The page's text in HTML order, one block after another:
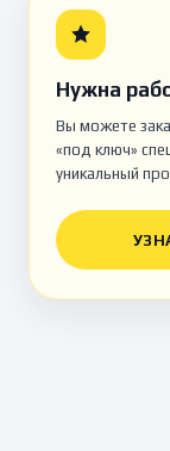
Нужна
Вы можете
«под ключ»
уникальный